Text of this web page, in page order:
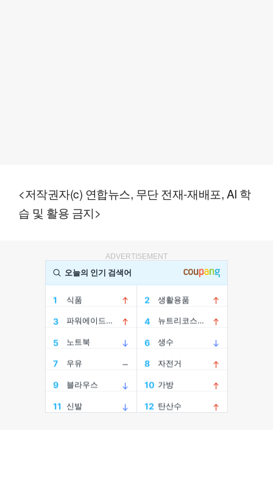
<저작권자(c) 연합뉴스, 무단 전재-재배포, AI 학
습 및 활용 금지>
ADVERTISEMENT